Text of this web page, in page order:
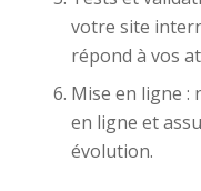
votre site
répond à vos
Mise en ligne
en ligne et
évolution.